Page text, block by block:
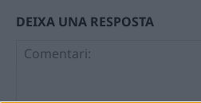
DEIXA UNA RESPOSTA